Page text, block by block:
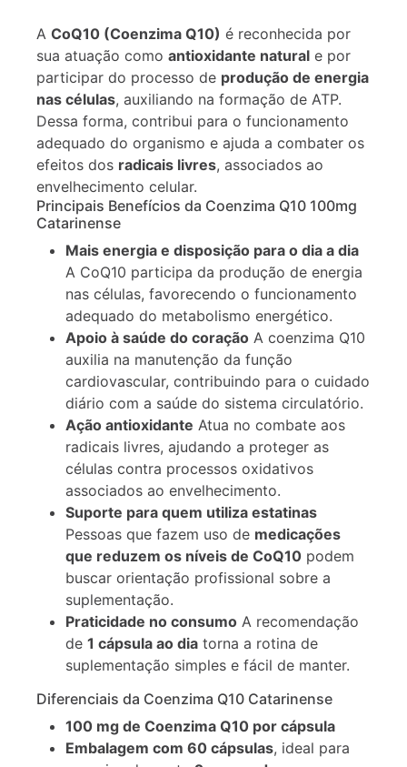
adicional
A CoQ10 (Coenzima Q10) é reconhecida por
sua atuação como antioxidante natural e por
participar do processo de produção de energia
nas células, auxiliando na formação de ATP.
Dessa forma, contribui para o funcionamento
adequado do organismo e ajuda a combater os
efeitos dos radicais livres, associados ao
envelhecimento celular.
Principais Benefícios da Coenzima Q10 100mg
Catarinense
Mais energia e disposição para o dia a dia
A CoQ10 participa da produção de energia
nas células, favorecendo o funcionamento
adequado do metabolismo energético.
Apoio à saúde do coração A coenzima Q10
auxilia na manutenção da função
cardiovascular, contribuindo para o cuidado
diário com a saúde do sistema circulatório.
Ação antioxidante Atua no combate aos
radicais livres, ajudando a proteger as
células contra processos oxidativos
associados ao envelhecimento.
Suporte para quem utiliza estatinas
Pessoas que fazem uso de medicações
que reduzem os níveis de CoQ10 podem
buscar orientação profissional sobre a
suplementação.
Praticidade no consumo A recomendação
de 1 cápsula ao dia torna a rotina de
suplementação simples e fácil de manter.
Diferenciais da Coenzima Q10 Catarinense
100 mg de Coenzima Q10 por cápsula
Embalagem com 60 cápsulas, ideal para